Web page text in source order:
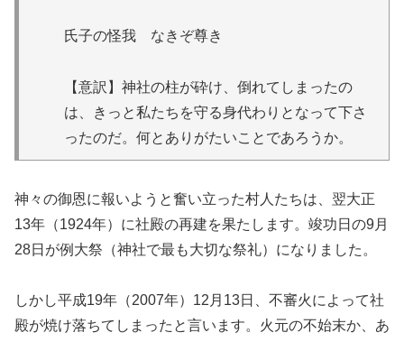
氏子の怪我 なきぞ尊き
【意訳】神社の柱が砕け、倒れてしまったの
は、きっと私たちを守る身代わりとなって下さ
ったのだ。何とありがたいことであろうか。
神々の御恩に報いようと奮い立った村人たちは、翌大正
13年（1924年）に社殿の再建を果たします。竣功日の9月
28日が例大祭（神社で最も大切な祭礼）になりました。
しかし平成19年（2007年）12月13日、不審火によって社
殿が焼け落ちてしまったと言います。火元の不始末か、あ